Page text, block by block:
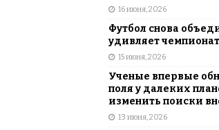
16 июня, 2026
Футбол снова
удивляет
15 июня, 2026
Ученые впервые
поля у далеких
изменить поиски
13 июня, 2026